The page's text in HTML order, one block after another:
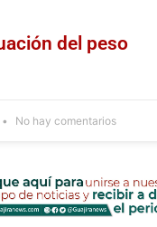
del peso
No hay comentarios